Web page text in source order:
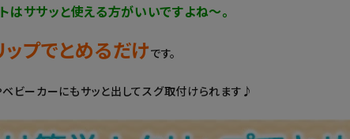
はササッと使える方がいいですよね～。
ップでとめるだけです。
ベビーカーにもサッと出してスグ取付けられます♪